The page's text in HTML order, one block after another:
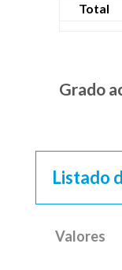
Total
Grado
Listado
Valores